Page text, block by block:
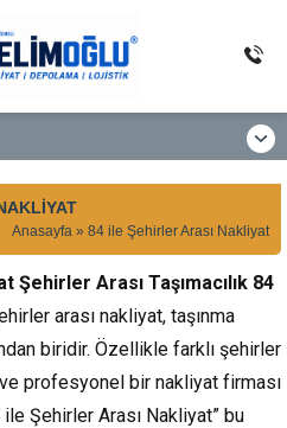
Anasayfa » 84 ile Şehirler Arası Nakliyat
Şehirler Arası Taşımacılık 84
arası nakliyat, taşınma
biridir. Özellikle farklı şehirler
ve profesyonel bir nakliyat firması
Şehirler Arası Nakliyat” bu